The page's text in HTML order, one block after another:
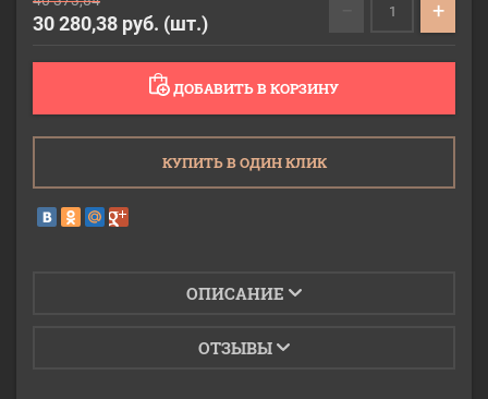
30 280,38 руб. (шт.) +
ДОБАВИТЬ В КОРЗИНУ
КУПИТЬ В ОДИН КЛИК
ОПИСАНИЕ
ОТЗЫВЫ